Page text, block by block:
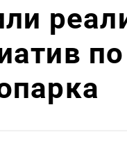
по